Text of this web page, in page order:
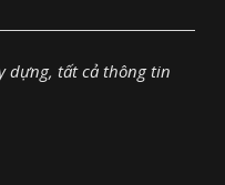
dựng, tất cả thông tin